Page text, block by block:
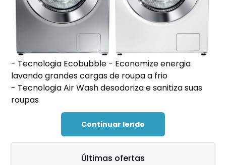
- Tecnologia Ecobubble - Economize energia
lavando grandes cargas de roupa a frio
- Tecnologia Air Wash desodoriza e sanitiza suas
roupas
Continuar lendo
Últimas ofertas